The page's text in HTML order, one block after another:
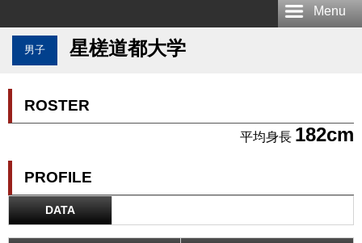
Menu
男子 星槎道都大学
ROSTER
平均身長 182cm
PROFILE
DATA